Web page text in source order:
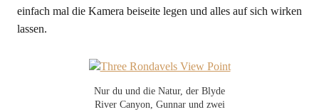
einfach mal die Kamera beiseite legen und alles auf sich wirken
lassen.
Nur du und die Natur, der Blyde
River Canyon, Gunnar und zwei